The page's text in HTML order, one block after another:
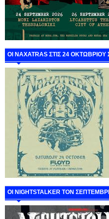
ΟΙ NAXATRAS ΣΤΙΣ 24 ΟΚΤΩΒΡΙΟΥ
ΟΙ NIGHTSTALKER ΤΟΝ